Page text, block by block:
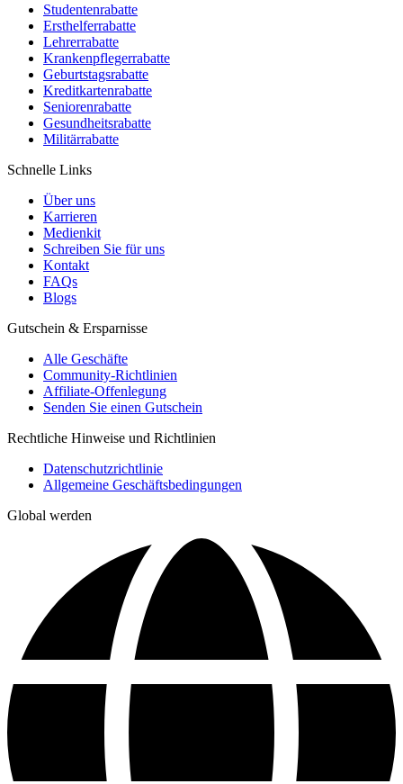
Studentenrabatte
Ersthelferrabatte
Lehrerrabatte
Krankenpflegerrabatte
Geburtstagsrabatte
Kreditkartenrabatte
Seniorenrabatte
Gesundheitsrabatte
Militärrabatte
Schnelle Links
Über uns
Karrieren
Medienkit
Schreiben Sie für uns
Kontakt
FAQs
Blogs
Gutschein & Ersparnisse
Alle Geschäfte
Community-Richtlinien
Affiliate-Offenlegung
Senden Sie einen Gutschein
Rechtliche Hinweise und Richtlinien
Datenschutzrichtlinie
Allgemeine Geschäftsbedingungen
Global werden